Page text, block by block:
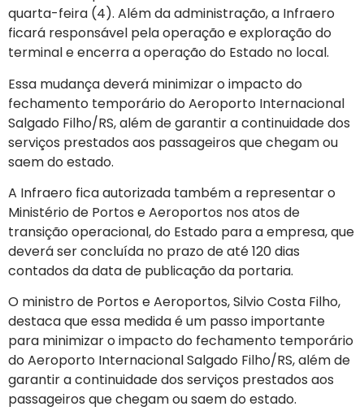
quarta-feira (4). Além da administração, a Infraero
ficará responsável pela operação e exploração do
terminal e encerra a operação do Estado no local.
Essa mudança deverá minimizar o impacto do
fechamento temporário do Aeroporto Internacional
Salgado Filho/RS, além de garantir a continuidade dos
serviços prestados aos passageiros que chegam ou
saem do estado.
A Infraero fica autorizada também a representar o
Ministério de Portos e Aeroportos nos atos de
transição operacional, do Estado para a empresa, que
deverá ser concluída no prazo de até 120 dias
contados da data de publicação da portaria.
O ministro de Portos e Aeroportos, Silvio Costa Filho,
destaca que essa medida é um passo importante
para minimizar o impacto do fechamento temporário
do Aeroporto Internacional Salgado Filho/RS, além de
garantir a continuidade dos serviços prestados aos
passageiros que chegam ou saem do estado.